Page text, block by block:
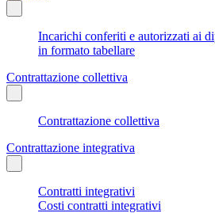
Incarichi conferiti e autorizzati ai
in formato tabellare
Contrattazione collettiva
Contrattazione collettiva
Contrattazione integrativa
Contratti integrativi
Costi contratti integrativi